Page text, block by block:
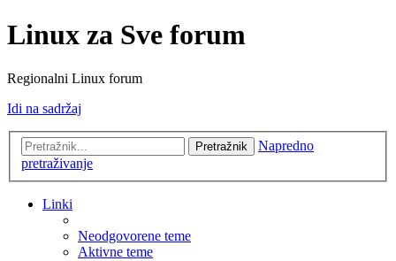
Linux za Sve forum
Regionalni Linux forum
Idi na sadržaj
Pretražnik
Napredno
pretraživanje
Linki
Neodgovorene teme
Aktivne teme